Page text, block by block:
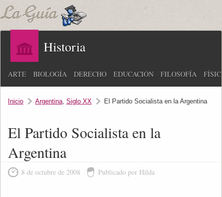
Historia
ARTE BIOLOGÍA DERECHO EDUCACIÓN FILOSOFÍA
Inicio Argentina, Siglo XX El Partido Socialista en la Argentina
El Partido Socialista en la
Argentina
8 de octubre de 2008 Publicado por Hilda